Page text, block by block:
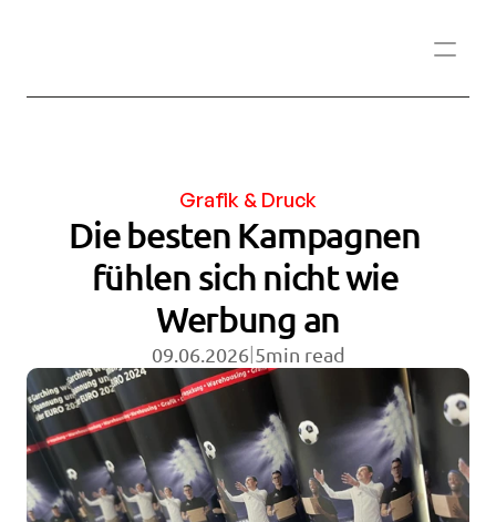
Grafik & Druck
Die besten Kampagnen
fühlen sich nicht wie
Werbung an
09.06.2026|5min read